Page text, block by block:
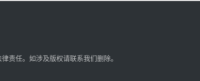
责任。如涉及版权请联系我们删除。